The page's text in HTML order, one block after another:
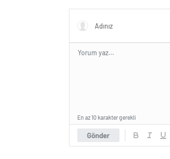
Gönder
En az 10 karakter gerekli